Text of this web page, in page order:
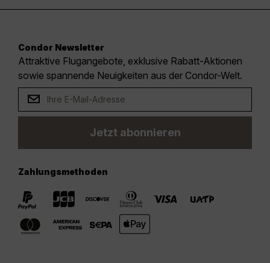
Condor Newsletter
Attraktive Flugangebote, exklusive Rabatt-Aktionen
sowie spannende Neuigkeiten aus der Condor-Welt.
Jetzt abonnieren
Zahlungsmethoden